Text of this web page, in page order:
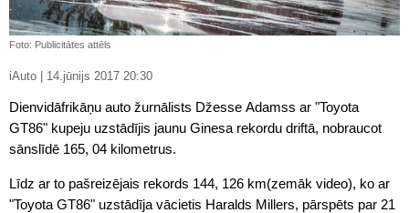
Foto: Publicitātes attēls
iAuto | 14.jūnijs 2017 20:30
Dienvidāfrikāņu auto žurnālists Džesse Adamss ar "Toyota
GT86" kupeju uzstādījis jaunu Ginesa rekordu driftā, nobraucot
sānslīdē 165, 04 kilometrus.
Līdz ar to pašreizējais rekords 144, 126 km(zemāk video), ko ar
"Toyota GT86" uzstādīja vācietis Haralds Millers, pārspēts par 21